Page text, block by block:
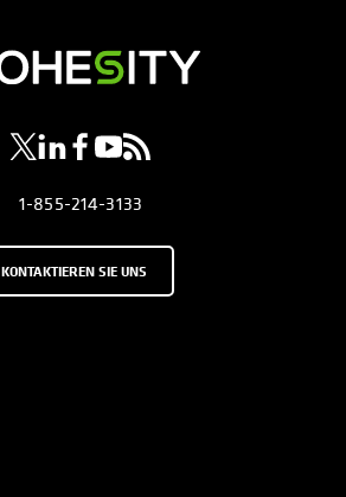
wird in einer neuen Registerkarte
wird in einer neuen Registerkarte
wird in einer neuen
wird in einer neuen
wird in einer neuen
1-855-214-3133
KONTAKTIEREN SIE UNS